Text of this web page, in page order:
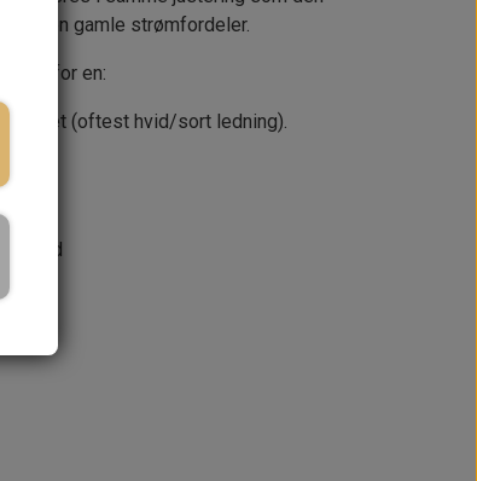
den gamle strømfordeler.
for en:
(oftest hvid/sort ledning).